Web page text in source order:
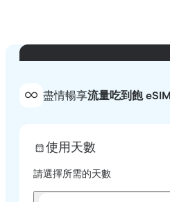
盡情暢享流量吃到飽 eSIM
使用天數
請選擇所需的天數